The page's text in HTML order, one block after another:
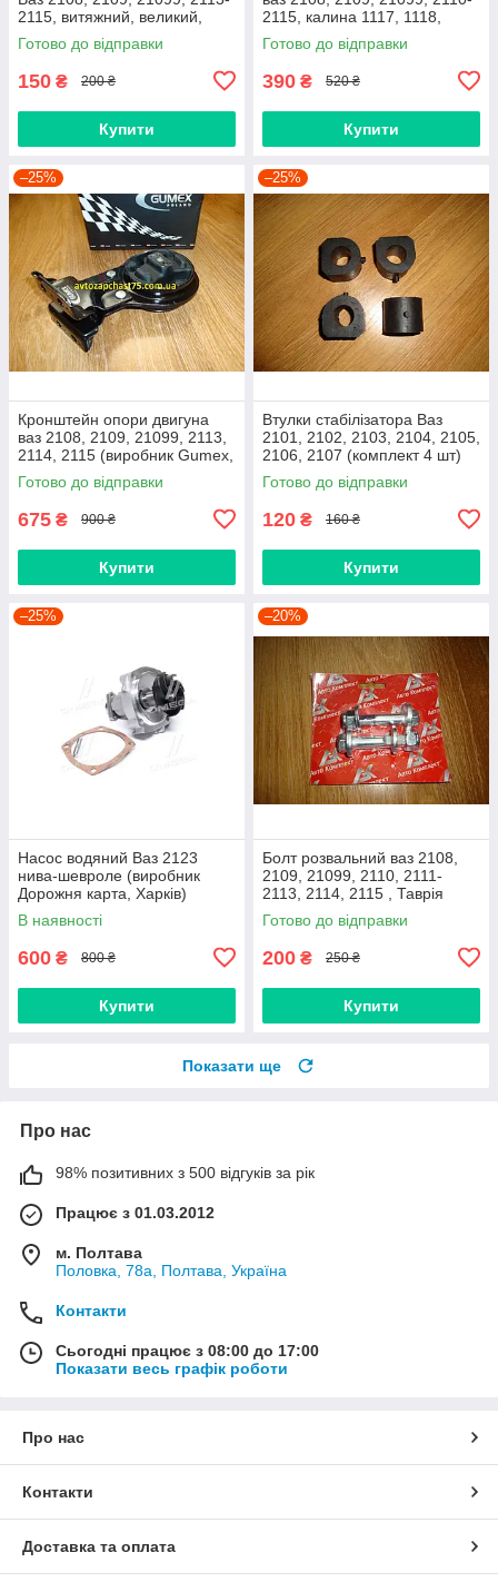
2115, витяжний, великий,
нижній
Готово до відправки
150 ₴ 200 ₴
Купити
2115, калина 1117, 1118,
1119, приора 2170 (Raf,
Латвія)
Готово до відправки
390 ₴ 520 ₴
Купити
–25%
Кронштейн опори двигуна
ваз 2108, 2109, 21099, 2113,
2114, 2115 (виробник Gumex,
Польща)
Готово до відправки
675 ₴ 900 ₴
Купити
–25%
Втулки стабілізатора Ваз
2101, 2102, 2103, 2104, 2105,
2106, 2107 (комплект 4 шт)
виробник Gumex, Польща
Готово до відправки
120 ₴ 160 ₴
Купити
–25%
Насос водяний Ваз 2123
нива-шевроле (виробник
Дорожня карта, Харків)
В наявності
600 ₴ 800 ₴
Купити
–20%
Болт розвальний ваз 2108,
2109, 21099, 2110, 2111-
2113, 2114, 2115 , Таврія
М12х60, стойки передньої
(Авто Комплект)
Готово до відправки
200 ₴ 250 ₴
Купити
Показати ще
Про нас
98% позитивних з 500 відгуків за рік
Працює з 01.03.2012
м. Полтава
Половка, 78а, Полтава, Україна
Контакти
Сьогодні працює з 08:00 до 17:00
Показати весь графік роботи
Про нас
Контакти
Доставка та оплата